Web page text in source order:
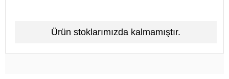
Ürün stoklarımızda kalmamıştır.